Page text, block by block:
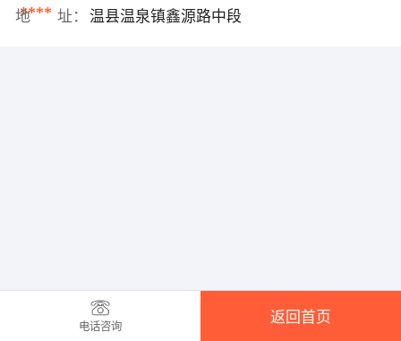
****
地 址： 温县温泉镇鑫源路中段
电话咨询
返回首页